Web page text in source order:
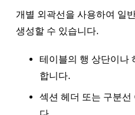
개별 외곽선을 사용하여 일
생성할 수 있습니다.
테이블의 행 상단이나
합니다.
섹션 헤더 또는 구분선